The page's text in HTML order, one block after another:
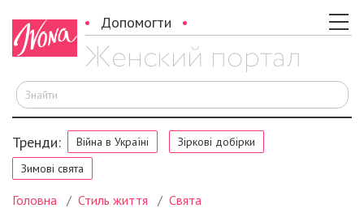
Допомогти
Тренди: Війна в Україні
Зіркові добірки
Зимові свята
Головна Стиль життя Свята